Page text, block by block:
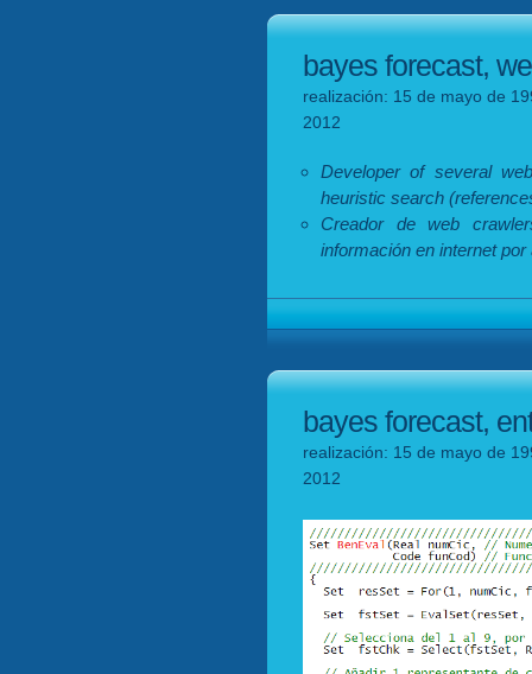
bayes forecast,
realización: 15 de mayo de
2012
Developer of several
heuristic search
Creador de web
información en internet
bayes forecast,
realización: 15 de mayo de
2012